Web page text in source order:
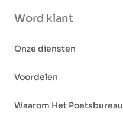
Word klant
Onze diensten
Voordelen
Waarom Het Poetsbureau